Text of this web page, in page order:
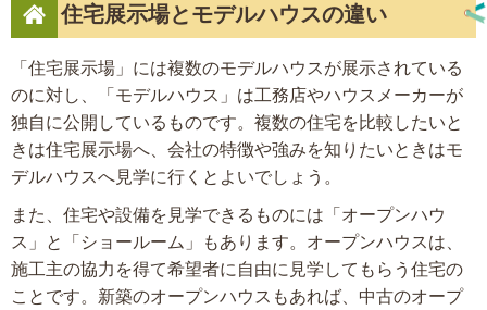
住宅展示場とモデルハウスの違い
「住宅展示場」には複数のモデルハウスが展示されている
のに対し、「モデルハウス」は工務店やハウスメーカーが
独自に公開しているものです。複数の住宅を比較したいと
きは住宅展示場へ、会社の特徴や強みを知りたいときはモ
デルハウスへ見学に行くとよいでしょう。
また、住宅や設備を見学できるものには「オープンハウ
ス」と「ショールーム」もあります。オープンハウスは、
施工主の協力を得て希望者に自由に見学してもらう住宅の
ことです。新築のオープンハウスもあれば、中古のオープ